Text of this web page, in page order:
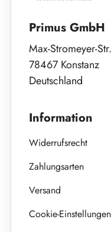
Primus GmbH
Max-Stromeyer-
78467 Konstanz
Deutschland
Information
Widerrufsrecht
Zahlungsarten
Versand
Cookie-